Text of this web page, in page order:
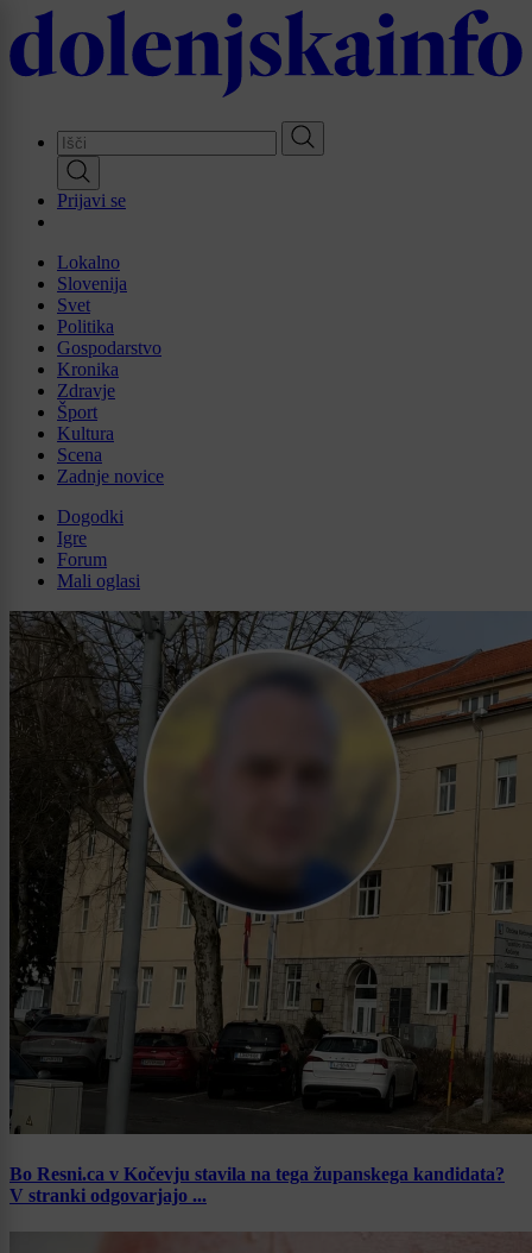
Skip
to
main
Prijavi se
Lokalno
Slovenija
Svet
Politika
Gospodarstvo
Kronika
Zdravje
Šport
Kultura
Scena
Zadnje novice
Dogodki
Igre
Forum
Mali oglasi
Bo Resni.ca v Kočevju stavila na tega županskega kandidata?
V stranki odgovarjajo ...